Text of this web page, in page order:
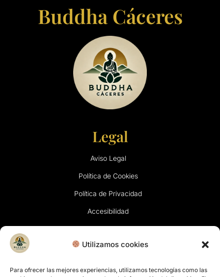
Utilizamos cookies
Para ofrecer las mejores experiencias, utilizamos tecnologías como las
Buddha Cáceres
Legal
Aviso Legal
Política de Cookies
Política de Privacidad
Accesibilidad
Contacto